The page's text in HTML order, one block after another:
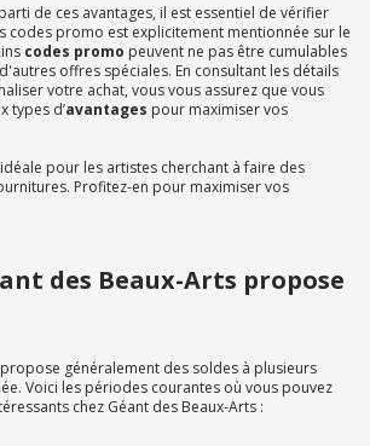
de ces avantages, il est essentiel de vérifier
codes promo est explicitement mentionnée sur le
codes promo peuvent ne pas être cumulables
offres spéciales. En consultant les détails
votre achat, vous vous assurez que vous
types d’avantages pour maximiser vos
pour les artistes cherchant à faire des
Profitez-en pour maximiser vos
des Beaux-Arts propose
généralement des soldes à plusieurs
Voici les périodes courantes où vous pouvez
chez Géant des Beaux-Arts :